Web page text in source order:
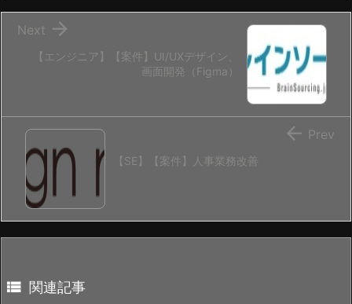
【エンジニア】【案件】UI/UXデザイン、
画面開発（Figma）

Next
【SE】【案件】人事業務改善
 Prev
 関連記事